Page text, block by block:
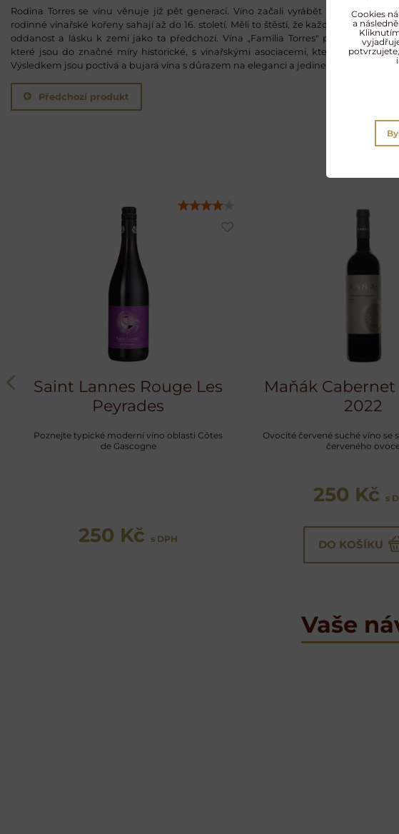
Rodina Torres se vínu věnuje již pět generací. Víno začali vyrábět v Penedès v
rodinné vinařské kořeny sahají až do 16. století. Měli to štěstí, že každá generace
oddanost a lásku k zemi jako ta předchozí. Vína „Familia Torres" představují
které jsou do značné míry historické, s vinařskými asociacemi, které sahají
Výsledkem jsou poctivá a bujará vína s důrazem na eleganci a jedinečný smysl pro
Předchozí produkt
Saint Lannes Rouge Les
Peyrades
Poznejte typické moderní víno oblasti Côtes
de Gascogne
250 Kč s DPH
Maňák Cabernet
2022
Ovocité červené suché víno se
červeného
250 Kč s
DO KOŠÍKU
Vaše
Cookies
a